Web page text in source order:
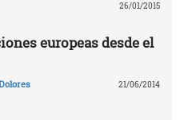
26/01/2015
europeas desde el
21/06/2014